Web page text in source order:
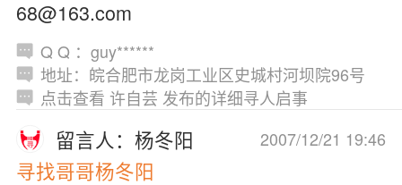
68@163.com
Q Q ：guy******
地址：皖合肥市龙岗工业区史城村河坝院96号
点击查看 许自芸 发布的详细寻人启事
2007/12/21 19:46
留言人：杨冬阳
寻找哥哥杨冬阳